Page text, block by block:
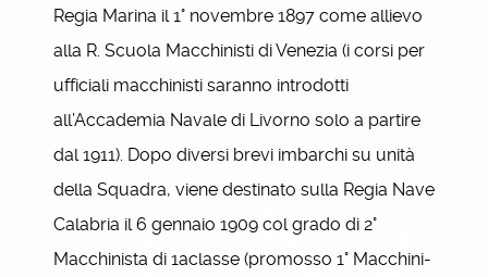
Regia Marina il 1° novembre 1897 come allievo
alla R. Scuola Macchinisti di Venezia (i corsi per
ufficiali macchinisti saranno introdotti
all’Accademia Navale di Livorno solo a partire
dal 1911). Dopo diversi brevi imbarchi su unità
della Squadra, viene destinato sulla Regia Nave
Calabria il 6 gennaio 1909 col grado di 2°
Macchinista di 1aclasse (promosso 1° Macchini-